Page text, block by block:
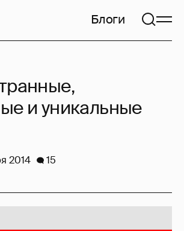
Блоги
и уникальные
2014
15